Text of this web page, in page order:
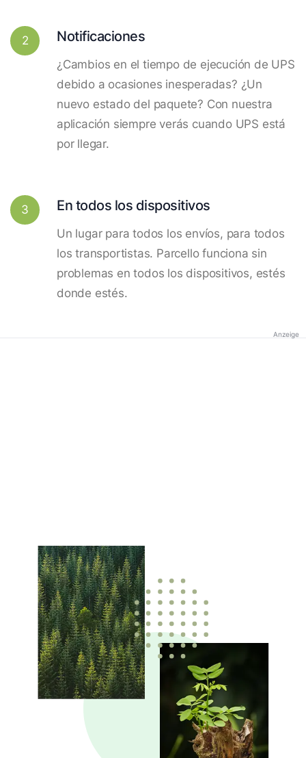
2 Notificaciones
¿Cambios en el tiempo de ejecución de UPS
debido a ocasiones inesperadas? ¿Un
nuevo estado del paquete? Con nuestra
aplicación siempre verás cuando UPS está
por llegar.
3 En todos los dispositivos
Un lugar para todos los envíos, para todos
los transportistas. Parcello funciona sin
problemas en todos los dispositivos, estés
donde estés.
Anzeige